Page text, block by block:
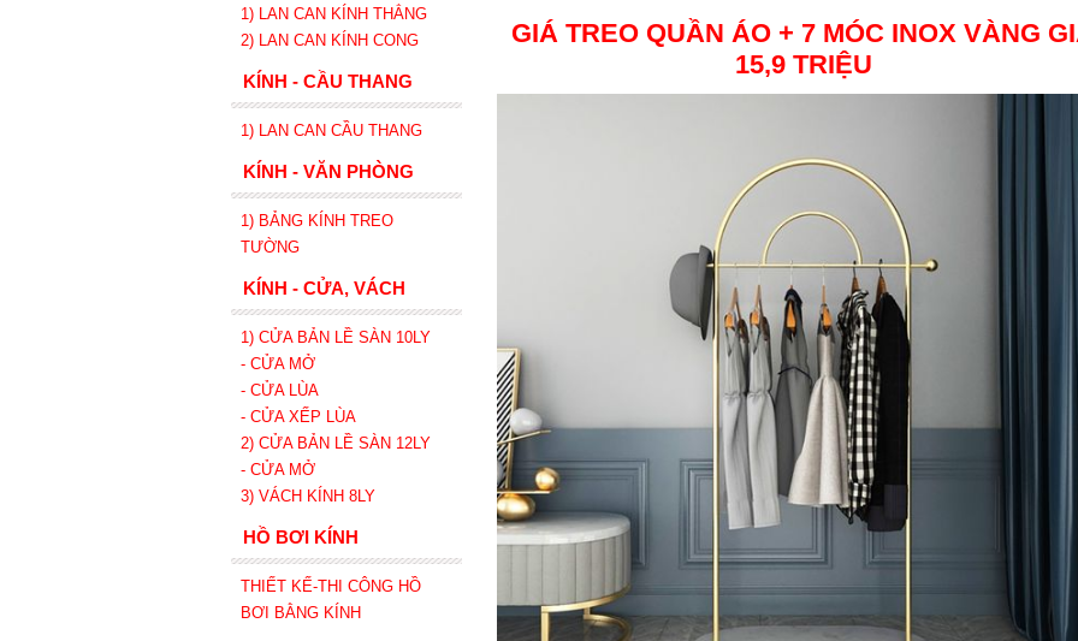
GIÁ TREO QUẦN ÁO + 7 MÓC INOX VÀNG
15,9 TRIỆU
1) LAN CAN KÍNH THẲNG
2)
LAN CAN KÍNH CONG
KÍNH - CẦU THANG
1) LAN CAN CẦU THANG
KÍNH - VĂN PHÒNG
1) BẢNG KÍNH TREO
TƯỜNG
KÍNH - CỬA, VÁCH
1) CỬA BẢN LỀ SÀN 10LY
- CỬA MỞ
- CỬA LÙA
- CỬA XẾP LÙA
2) CỬA BẢN LỀ SÀN 12LY
- CỬA MỞ
3) VÁCH KÍNH 8LY
HỒ BƠI KÍNH
THIẾT KẾ-THI CÔNG HỒ
BƠI BẰNG KÍNH